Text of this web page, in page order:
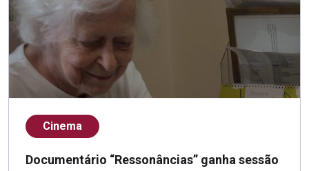
Cinema
Documentário “Ressonâncias” ganha sessão